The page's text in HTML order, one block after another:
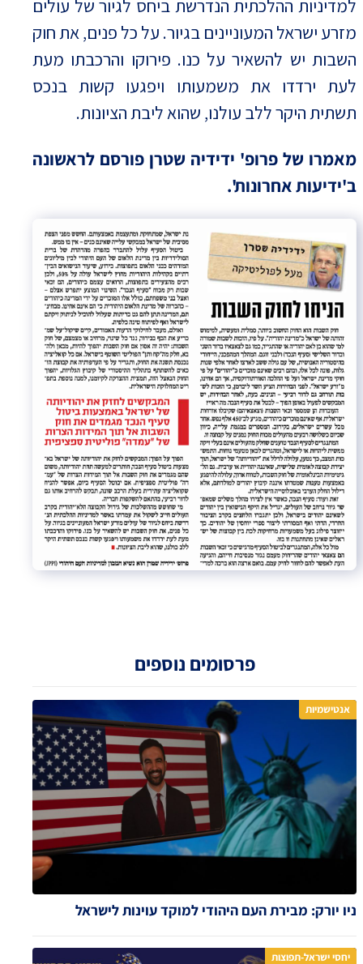
פרסומים נוספים
אנטישמיות
ניו יורק: מבירת העם היהודי למוקד עוינות לישראל
יחסי ישראל-תפוצות
למדיניות ההלכתית הנדרשת ביחס לגיור של עולים
מזרע ישראל המעוניינים בגיור. על כל פנים, את חוק
השבות יש להשאיר על כנו. פירוקו והרכבתו מעת
לעת ירדדו את משמעותו ויפגעו קשות בנכס
תשתית היקר ללב עולנו, שהוא ליבת הציונות.
מאמרו של פרופ' ידידיה שטרן פורסם לראשונה
ב'ידיעות אחרונות'.